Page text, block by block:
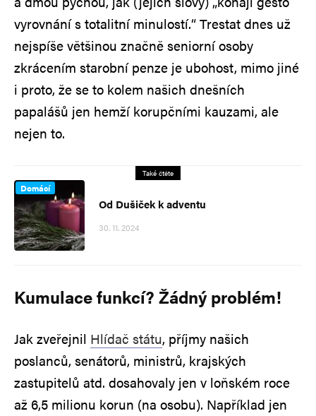
vyrovnání s totalitní minulostí.“ Trestat dnes už
nejspíše většinou značně seniorní osoby
zkrácením starobní penze je ubohost, mimo jiné
i proto, že se to kolem našich dnešních
papalášů jen hemží korupčními kauzami, ale
nejen to.
Také čtěte
Domácí
Od Dušiček k adventu
30. 11. 2024
Kumulace funkcí? Žádný problém!
Jak zveřejnil Hlídač státu, příjmy našich
poslanců, senátorů, ministrů, krajských
zastupitelů atd. dosahovaly jen v loňském roce
až 6,5 milionu korun (na osobu). Například jen